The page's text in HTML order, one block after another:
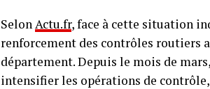
SelonActu.fr, face à cette situation
renforcement des contrôles routiers
département. Depuis le mois de
intensifier les opérations de